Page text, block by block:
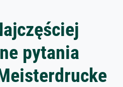
pytania